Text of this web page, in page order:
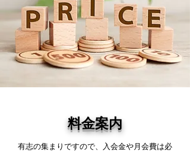
料金案内
有志の集まりですので、入会金や月会費は必